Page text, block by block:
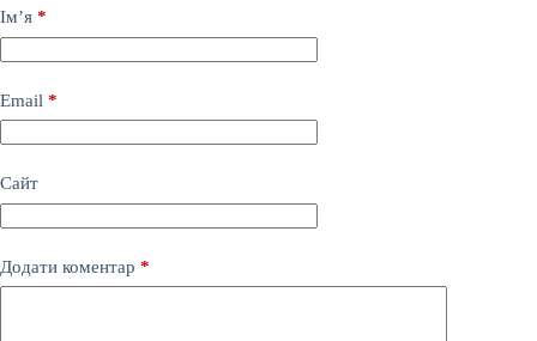
Ім’я *
Email *
Сайт
Додати коментар *